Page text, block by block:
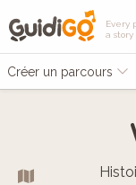
Every
a
Créer un parcours